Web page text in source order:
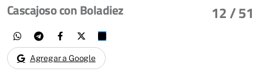
12/ 51
Cascajoso con Boladiez
Agregar a Google